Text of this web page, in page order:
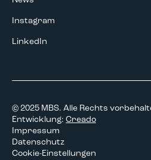
Instagram
LinkedIn
© 2025 MBS. Alle Rechts
Entwicklung: Creado
Impressum
Datenschutz
Cookie-Einstellungen